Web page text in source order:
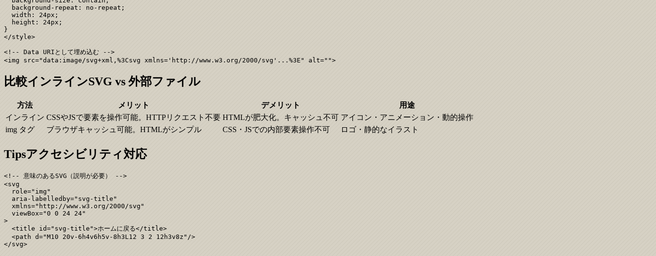
  background-repeat: no-repeat;
  width: 24px;
  height: 24px;
}
</style>
<!-- Data URIとして埋め込む -->
<img src="data:image/svg+xml,%3Csvg xmlns='http://www.w3.org/2000/svg'...%3E" alt="">
比較インラインSVG vs 外部ファイル
方法 メリット デメリット
用途
インライン CSSやJSで要素を操作可能。HTTPリクエスト不要 HTMLが肥大化。キャッシュ不可 アイコン・アニメーション・動的操作
img タグ
ブラウザキャッシュ可能。HTMLがシンプル CSS・JSでの内部要素操作不可 ロゴ・静的なイラスト
Tipsアクセシビリティ対応
<!-- 意味のあるSVG（説明が必要） -->
<svg
  role="img"
  aria-labelledby="svg-title"
  xmlns="http://www.w3.org/2000/svg"
  viewBox="0 0 24 24"
>
  <title id="svg-title">ホームに戻る</title>
  <path d="M10 20v-6h4v6h5v-8h3L12 3 2 12h3v8z"/>
</svg>